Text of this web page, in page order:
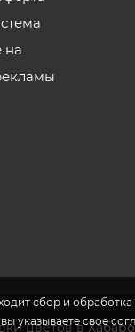
сбор и
указываете свое
на
цветов в